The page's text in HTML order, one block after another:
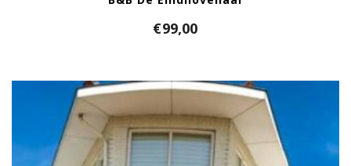
€99,00